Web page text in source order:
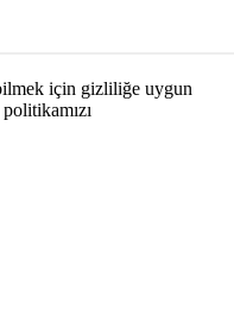
için gizliliğe uygun